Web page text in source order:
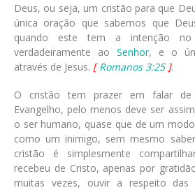
Deus, ou seja, um cristão para que
única oração que sabemos que
quando este tem a intenção
verdadeiramente ao Senhor, e o
através de Jesus. [Romanos 3:25].
O cristão tem prazer em falar de
Evangelho, pelo menos deve ser
o ser humano, quase que de um
como um inimigo, sem mesmo
cristão é simplesmente
recebeu de Cristo, apenas por
muitas vezes, ouvir a respeito das